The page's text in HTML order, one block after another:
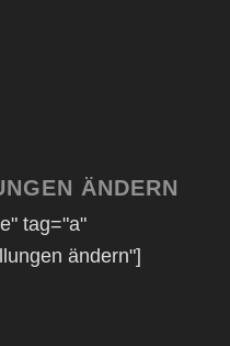
ÄNDERN
tag="a"
ändern"]